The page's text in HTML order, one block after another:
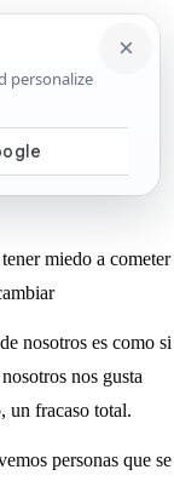
miedo a cometer
nosotros es como si
nos gusta
un fracaso total.
personas que se